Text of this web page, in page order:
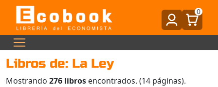
0
Libros de: La Ley
Mostrando 276 libros encontrados. (14 páginas).